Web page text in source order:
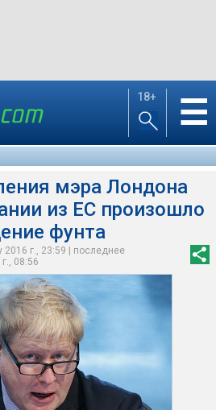
18+ ☰
мэра Лондона
из ЕС произошло
фунта
2016 г., 23:59 | последнее
08:56